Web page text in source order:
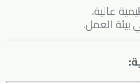
عالية.
بيئة العمل.